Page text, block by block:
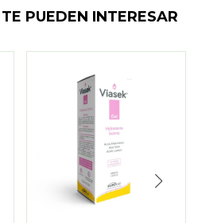
PUEDEN INTERESAR